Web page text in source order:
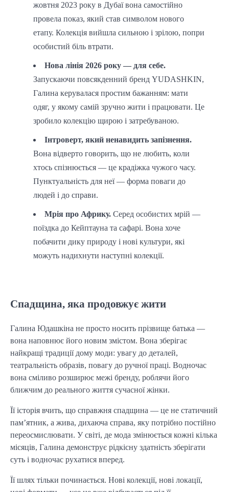
жовтня 2023 року в Дубаї вона самостійно
провела показ, який став символом нового
етапу. Колекція вийшла сильною і зрілою, попри
особистий біль втрати.
Нова лінія 2026 року — для себе.
Запускаючи повсякденний бренд YUDASHKIN,
Галина керувалася простим бажанням: мати
одяг, у якому самій зручно жити і працювати. Це
зробило колекцію щирою і затребуваною.
Інтроверт, який ненавидить запізнення.
Вона відверто говорить, що не любить, коли
хтось спізнюється — це крадіжка чужого часу.
Пунктуальність для неї — форма поваги до
людей і до справи.
Мрія про Африку. Серед особистих мрій —
поїздка до Кейптауна та сафарі. Вона хоче
побачити дику природу і нові культури, які
можуть надихнути наступні колекції.
Спадщина, яка продовжує жити
Галина Юдашкіна не просто носить прізвище батька —
вона наповнює його новим змістом. Вона зберігає
найкращі традиції дому моди: увагу до деталей,
театральність образів, повагу до ручної праці. Водночас
вона сміливо розширює межі бренду, роблячи його
ближчим до реального життя сучасної жінки.
Її історія вчить, що справжня спадщина — це не статичний
пам’ятник, а жива, дихаюча справа, яку потрібно постійно
переосмислювати. У світі, де мода змінюється кожні кілька
місяців, Галина демонструє рідкісну здатність зберігати
суть і водночас рухатися вперед.
Її шлях тільки починається. Нові колекції, нові локації,